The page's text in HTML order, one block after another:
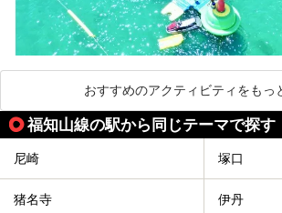
おすすめのアクティビティをもっ
福知山線の駅から同じテーマで探す
尼崎 塚口
猪名寺 伊丹